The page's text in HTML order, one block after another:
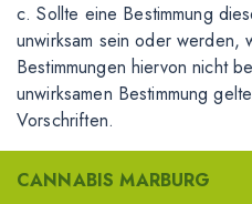
c. Sollte eine Bestimmung
unwirksam sein oder
Bestimmungen hiervon nicht
unwirksamen Bestimmung
Vorschriften.
CANNABIS MARBURG